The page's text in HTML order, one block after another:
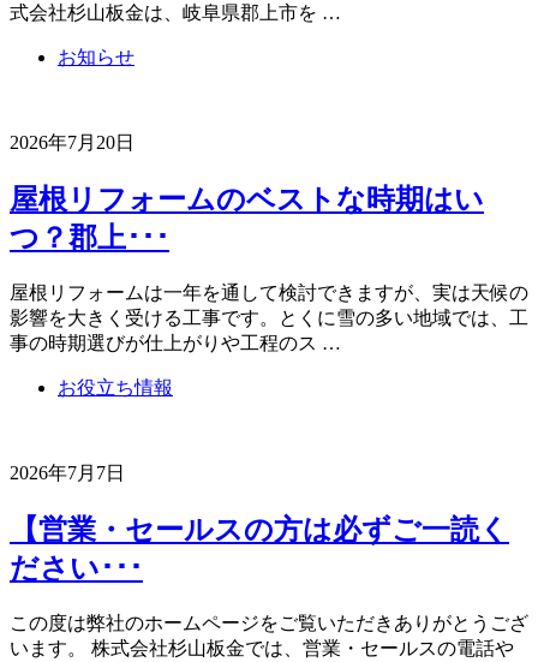
式会社杉山板金は、岐阜県郡上市を …
お知らせ
2026年7月20日
屋根リフォームのベストな時期はい
つ？郡上･･･
屋根リフォームは一年を通して検討できますが、実は天候の
影響を大きく受ける工事です。とくに雪の多い地域では、工
事の時期選びが仕上がりや工程のス …
お役立ち情報
2026年7月7日
【営業・セールスの方は必ずご一読く
ださい･･･
この度は弊社のホームページをご覧いただきありがとうござ
います。 株式会社杉山板金では、営業・セールスの電話や